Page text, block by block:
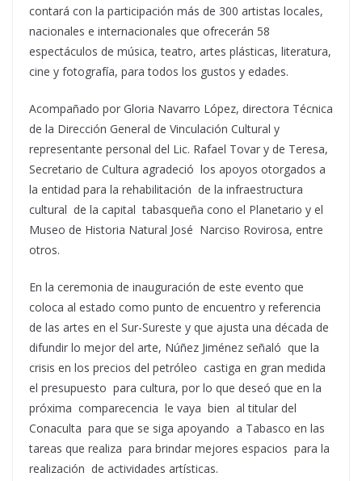
contará con la participación más de 300 artistas locales,
nacionales e internacionales que ofrecerán 58
espectáculos de música, teatro, artes plásticas, literatura,
cine y fotografía, para todos los gustos y edades.
Acompañado por Gloria Navarro López, directora Técnica
de la Dirección General de Vinculación Cultural y
representante personal del Lic. Rafael Tovar y de Teresa,
Secretario de Cultura agradeció los apoyos otorgados a
la entidad para la rehabilitación de la infraestructura
cultural de la capital tabasqueña cono el Planetario y el
Museo de Historia Natural José Narciso Rovirosa, entre
otros.
En la ceremonia de inauguración de este evento que
coloca al estado como punto de encuentro y referencia
de las artes en el Sur-Sureste y que ajusta una década de
difundir lo mejor del arte, Núñez Jiménez señaló que la
crisis en los precios del petróleo castiga en gran medida
el presupuesto para cultura, por lo que deseó que en la
próxima comparecencia le vaya bien al titular del
Conaculta para que se siga apoyando a Tabasco en las
tareas que realiza para brindar mejores espacios para la
realización de actividades artísticas.